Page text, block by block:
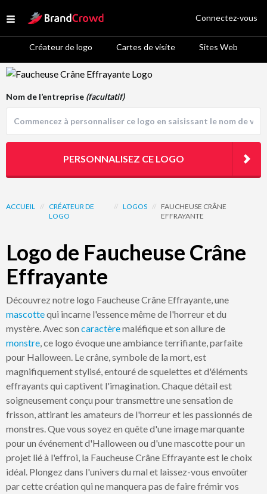
Open menu
Site Logo
Créateur de logo Cartes de visite Sites Web
Connectez-vous
Logo Template Preview
ACCUEIL // CRÉATEUR DE
LOGO
// LOGOS // FAUCHEUSE CRÂNE
EFFRAYANTE
Logo de Faucheuse Crâne
Effrayante
Découvrez notre logo Faucheuse Crâne Effrayante, une
mascottequi incarne l'essence même de l'horreur et du
mystère. Avec son caractèremaléfique et son allure de
monstre, ce logo évoque une ambiance terrifiante, parfaite
pour Halloween. Le crâne, symbole de la mort, est
magnifiquement stylisé, entouré de squelettes et d'éléments
effrayants qui captivent l'imagination. Chaque détail est
soigneusement conçu pour transmettre une sensation de
frisson, attirant les amateurs de l'horreur et les passionnés de
monstres. Que vous soyez en quête d'une image marquante
pour un événement d'Halloween ou d'une mascotte pour un
projet lié à l'effroi, la Faucheuse Crâne Effrayante est le choix
idéal. Plongez dans l'univers du mal et laissez-vous envoûter
par cette création qui ne manquera pas de faire frémir vos
Nom de l’entreprise (facultatif)
PERSONNALISEZ CE LOGO